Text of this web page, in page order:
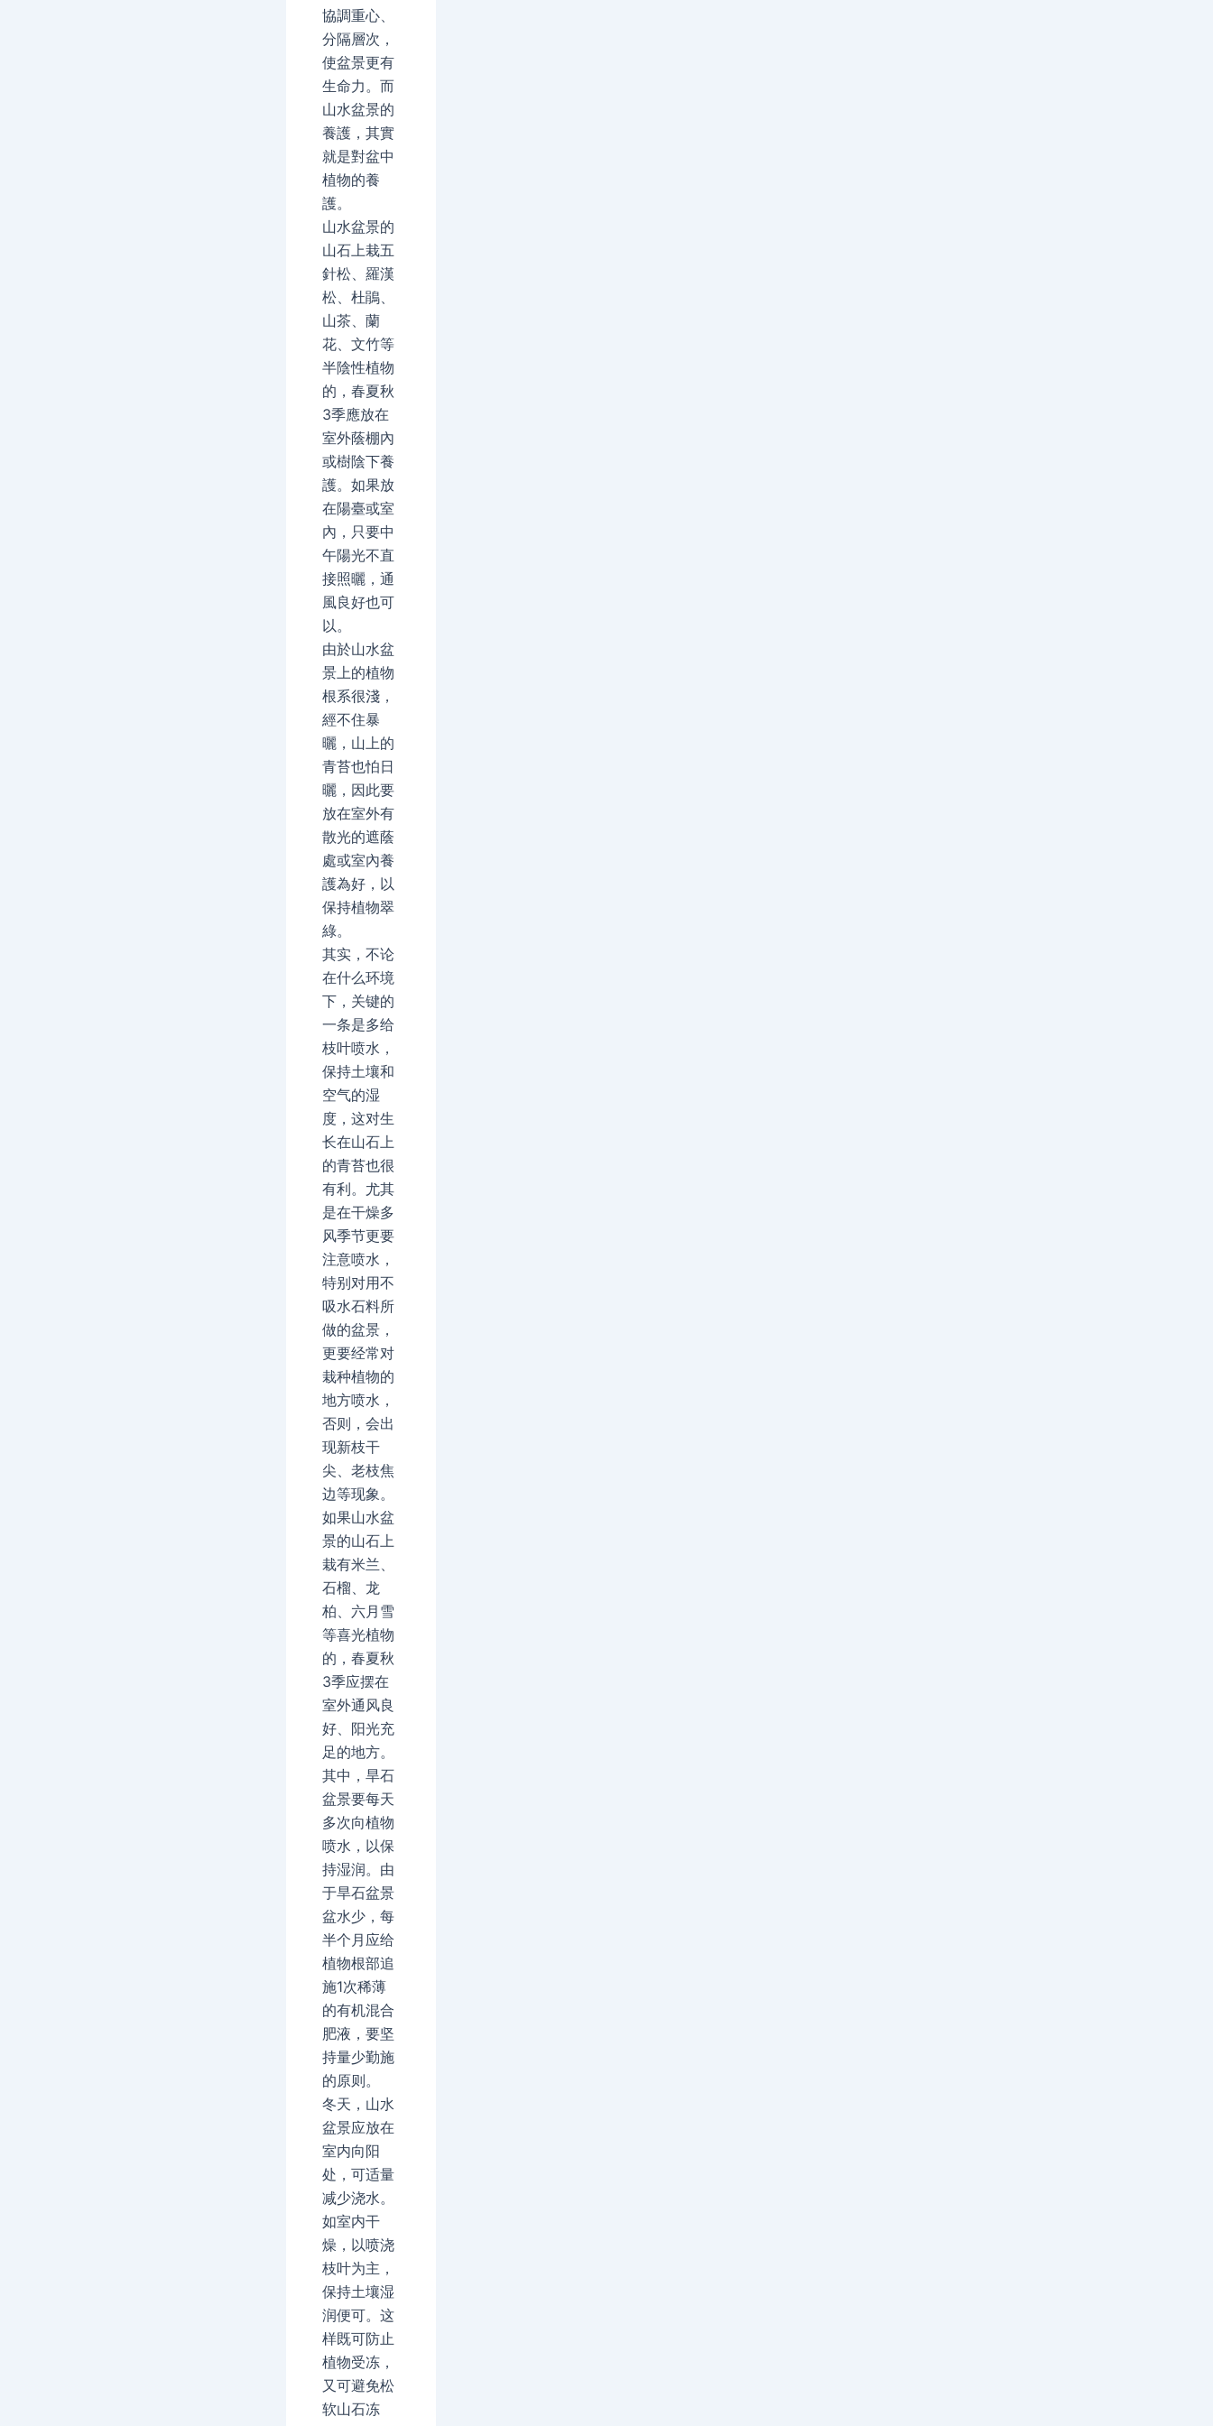
協調重心、
分隔層次，
使盆景更有
生命力。而
山水盆景的
養護，其實
就是對盆中
植物的養
護。
山水盆景的
山石上栽五
針松、羅漢
松、杜鵑、
山茶、蘭
花、文竹等
半陰性植物
的，春夏秋
3季應放在
室外蔭棚內
或樹陰下養
護。如果放
在陽臺或室
內，只要中
午陽光不直
接照曬，通
風良好也可
以。
由於山水盆
景上的植物
根系很淺，
經不住暴
曬，山上的
青苔也怕日
曬，因此要
放在室外有
散光的遮蔭
處或室內養
護為好，以
保持植物翠
綠。
其实，不论
在什么环境
下，关键的
一条是多给
枝叶喷水，
保持土壤和
空气的湿
度，这对生
长在山石上
的青苔也很
有利。尤其
是在干燥多
风季节更要
注意喷水，
特别对用不
吸水石料所
做的盆景，
更要经常对
栽种植物的
地方喷水，
否则，会出
现新枝干
尖、老枝焦
边等现象。
如果山水盆
景的山石上
栽有米兰、
石榴、龙
柏、六月雪
等喜光植物
的，春夏秋
3季应摆在
室外通风良
好、阳光充
足的地方。
其中，旱石
盆景要每天
多次向植物
喷水，以保
持湿润。由
于旱石盆景
盆水少，每
半个月应给
植物根部追
施1次稀薄
的有机混合
肥液，要坚
持量少勤施
的原则。
冬天，山水
盆景应放在
室内向阳
处，可适量
减少浇水。
如室内干
燥，以喷浇
枝叶为主，
保持土壤湿
润便可。这
样既可防止
植物受冻，
又可避免松
软山石冻